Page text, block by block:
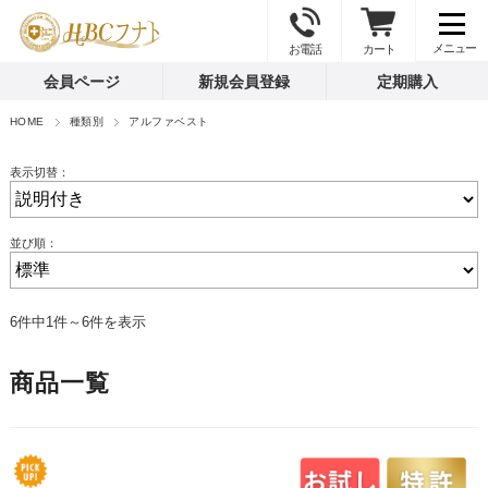
お電話 カート
会員ページ 新規会員登録 定期購入
HOME 種類別 アルファベスト
表示切替：
並び順：
6件中1件～6件を表示
商品一覧